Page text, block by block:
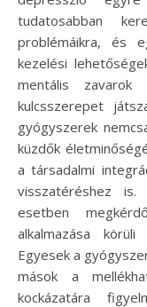
tudatosabban
problémáikra, és
kezelési
mentális zavarok
kulcsszerepet
gyógyszerek
küzdők
a társadalmi
visszatéréshez is.
esetben
alkalmazása körüli
Egyesek a
mások a
kockázatára